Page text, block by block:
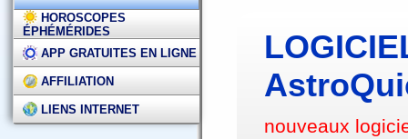
HOROSCOPES
ÉPHÉMÉRIDES
APP GRATUITES EN LIGNE
AFFILIATION
LIENS INTERNET
nouveaux